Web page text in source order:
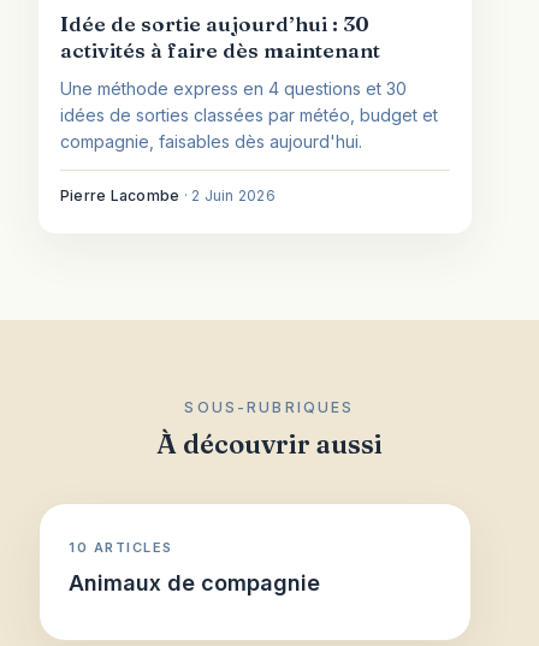
Idée de sortie aujourd’hui : 30
activités à faire dès maintenant
Une méthode express en 4 questions et 30
idées de sorties classées par météo, budget et
compagnie, faisables dès aujourd'hui.
Pierre Lacombe · 2 Juin 2026
SOUS-RUBRIQUES
À découvrir aussi
10 ARTICLES
Animaux de compagnie